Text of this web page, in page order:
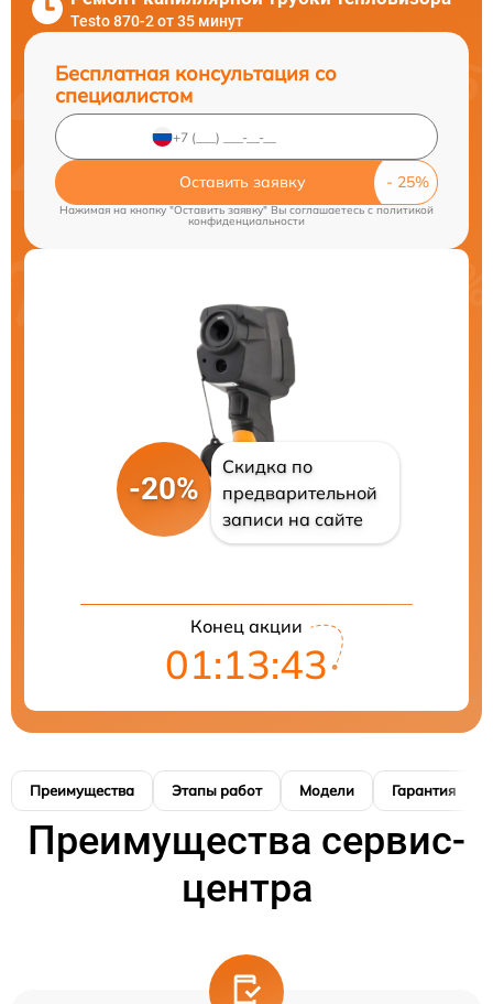
Testo 870-2 от 35 минут
Бесплатная консультация со
специалистом
Оставить заявку
Нажимая на кнопку "Оставить заявку" Вы соглашаетесь cполитикой
конфиденциальности
-20%
Скидка по
предварительной
записи на сайте
Конец акции
01:13:42
Преимущества Этапы работ Модели Гарантия
Преимущества сервис-
центра